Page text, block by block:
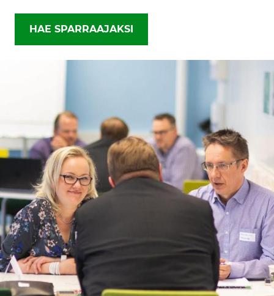
HAE SPARRAAJAKSI